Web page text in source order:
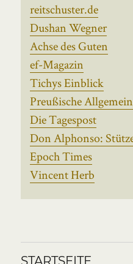
reitschuster.de
Dushan Wegner
Achse des Guten
ef-Magazin
Tichys Einblick
Preußische
Die Tagespost
Don Alphonso:
Epoch Times
Vincent Herb
STARTSEITE